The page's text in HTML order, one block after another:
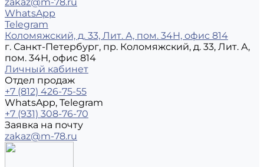
WhatsApp
Telegram
Коломяжский, д. 33, Лит. А, пом. 34Н, офис 814
г. Санкт-Петербург, пр. Коломяжский, д. 33, Лит. А,
пом. 34Н, офис 814
Личный кабинет
Отдел продаж
+7 (812) 426-75-55
WhatsApp, Telegram
+7 (931) 308-76-70
Заявка на почту
zakaz@m-78.ru